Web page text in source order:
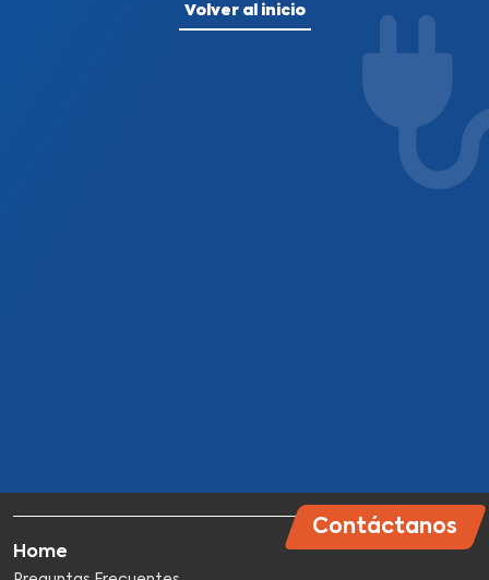
Contáctanos
Volver al inicio
Home